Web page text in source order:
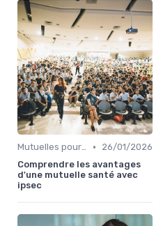
Mutuelles pour Particuliers •
26/01/2026
Comprendre les avantages
d'une mutuelle santé avec
ipsec